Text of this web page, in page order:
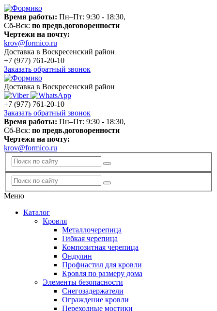
Время работы: Пн–Пт: 9:30 - 18:30,
Сб-Вск: по предв.договоренности
Чертежи на почту:
krov@formico.ru
Доставка в Воскресенский район
+7 (977) 761-20-10
Заказать обратный звонок
Доставка в Воскресенский район
+7 (977) 761-20-10
Заказать обратный звонок
Время работы: Пн–Пт: 9:30 - 18:30,
Сб-Вск: по предв.договоренности
Чертежи на почту:
krov@formico.ru
Меню
Каталог
Кровля
Металлочерепица
Гибкая черепица
Композитная черепица
Ондулин
Профнастил для кровли
Кровля по размеру дома
Элементы безопасности
Снегозадержатели
Ограждение кровли
Переходные мостики